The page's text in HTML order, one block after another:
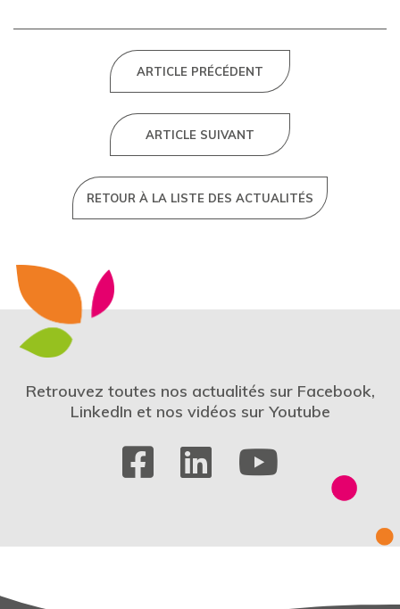
ARTICLE PRÉCÉDENT
RETOUR À LA LISTE DES ACTUALITÉS
ARTICLE SUIVANT
Retrouvez toutes nos actualités sur Facebook,
LinkedIn et nos vidéos sur Youtube